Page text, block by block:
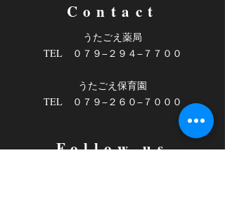
Contact
うたごえ薬局
TEL ０７９−２９４−７７００
うたごえ保育園
​TEL ０７９−２６０−７０００
Follow us